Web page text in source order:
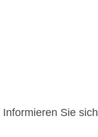
Informieren Sie